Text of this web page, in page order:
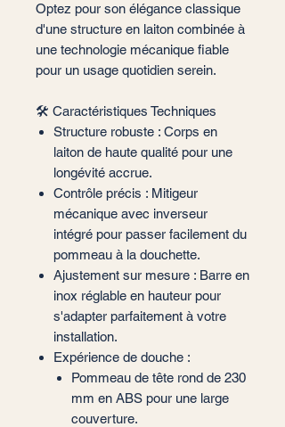
Optez pour son élégance classique
d'une structure en laiton combinée à
une technologie mécanique fiable
pour un usage quotidien serein.
🛠️ Caractéristiques Techniques
Structure robuste : Corps en
laiton de haute qualité pour une
longévité accrue.
Contrôle précis : Mitigeur
mécanique avec inverseur
intégré pour passer facilement du
pommeau à la douchette.
Ajustement sur mesure : Barre en
inox réglable en hauteur pour
s'adapter parfaitement à votre
installation.
Expérience de douche :
Pommeau de tête rond de 230
mm en ABS pour une large
couverture.